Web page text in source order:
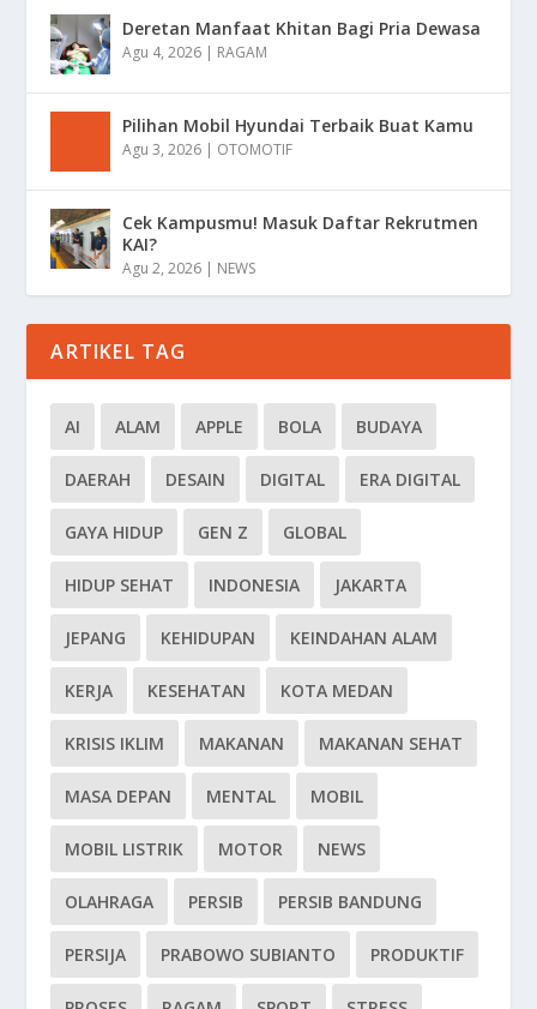
Deretan Manfaat Khitan Bagi Pria Dewasa
Agu 4, 2026 | RAGAM
Pilihan Mobil Hyundai Terbaik Buat Kamu
Agu 3, 2026 | OTOMOTIF
Cek Kampusmu! Masuk Daftar Rekrutmen
KAI?
Agu 2, 2026 | NEWS
ARTIKEL TAG
AI ALAM APPLE BOLA BUDAYA
DAERAH DESAIN DIGITAL ERA DIGITAL
GAYA HIDUP GEN Z GLOBAL
HIDUP SEHAT INDONESIA JAKARTA
JEPANG KEHIDUPAN KEINDAHAN ALAM
KERJA KESEHATAN KOTA MEDAN
KRISIS IKLIM MAKANAN MAKANAN SEHAT
MASA DEPAN MENTAL MOBIL
MOBIL LISTRIK MOTOR NEWS
OLAHRAGA PERSIB PERSIB BANDUNG
PERSIJA PRABOWO SUBIANTO PRODUKTIF